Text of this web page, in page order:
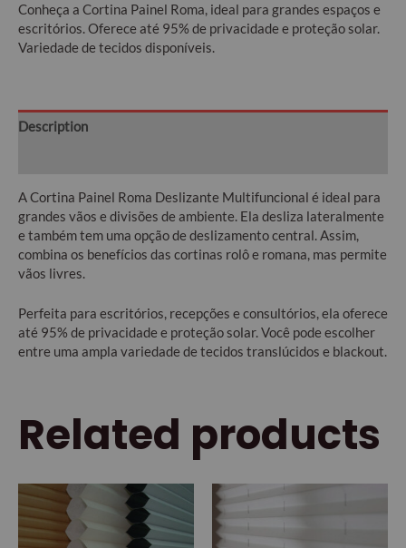
Conheça a Cortina Painel Roma, ideal para grandes espaços e
escritórios. Oferece até 95% de privacidade e proteção solar.
Variedade de tecidos disponíveis.
Description
A Cortina Painel Roma Deslizante Multifuncional é ideal para
grandes vãos e divisões de ambiente. Ela desliza lateralmente
e também tem uma opção de deslizamento central. Assim,
combina os benefícios das cortinas rolô e romana, mas permite
vãos livres.
Perfeita para escritórios, recepções e consultórios, ela oferece
até 95% de privacidade e proteção solar. Você pode escolher
entre uma ampla variedade de tecidos translúcidos e blackout.
Related products